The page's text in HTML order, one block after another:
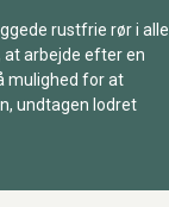
rustfrie rør i alle
at arbejde efter en
mulighed for at
undtagen lodret